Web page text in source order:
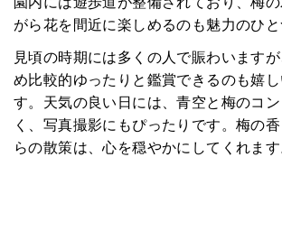
がら花を間近に楽しめるのも魅力のひと
見頃の時期には多くの人で賑わいます
め比較的ゆったりと鑑賞できるのも嬉
す。天気の良い日には、青空と梅のコ
く、写真撮影にもぴったりです。梅の
らの散策は、心を穏やかにしてくれます